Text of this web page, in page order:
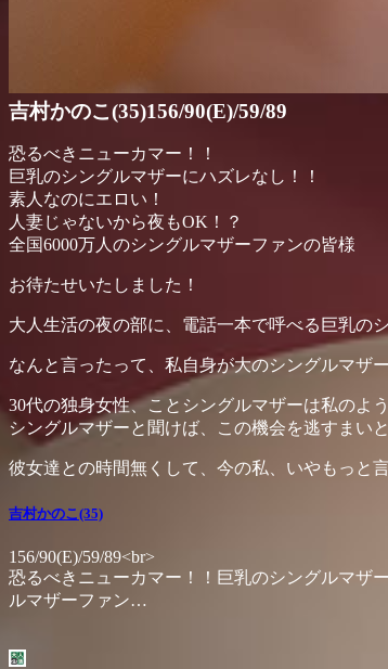
吉村かのこ(35)156/90(E)/59/89
恐るべきニューカマー！！
巨乳のシングルマザーにハズレなし！！
素人なのにエロい！
人妻じゃないから夜もOK！？
全国6000万人のシングルマザーファンの皆様
お待たせいたしました！
大人生活の夜の部に、電話一本で呼べる巨乳の
なんと言ったって、私自身が大のシングルマザ
30代の独身女性、ことシングルマザーは私のよ
シングルマザーと聞けば、この機会を逃すまい
彼女達との時間無くして、今の私、いやもっと
吉村かのこ(35)
156/90(E)/59/89<br>
恐るべきニューカマー！！巨乳のシングルマザ
ルマザーファン…